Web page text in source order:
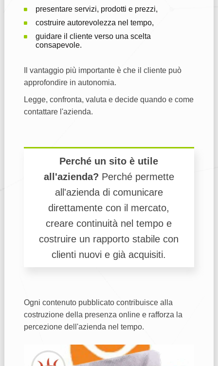
presentare servizi, prodotti e prezzi,
costruire autorevolezza nel tempo,
guidare il cliente verso una scelta
consapevole.
Il vantaggio più importante è che il cliente può
approfondire in autonomia.
Legge, confronta, valuta e decide quando e come
contattare l'azienda.
Perché un sito è utile
all'azienda? Perché permette
all'azienda di comunicare
direttamente con il mercato,
creare continuità nel tempo e
costruire un rapporto stabile con
clienti nuovi e già acquisiti.
Ogni contenuto pubblicato contribuisce alla
costruzione della presenza online e rafforza la
percezione dell'azienda nel tempo.